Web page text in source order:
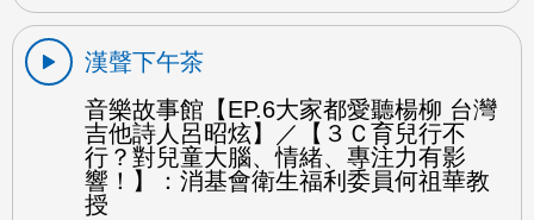
漢聲下午茶
音樂故事館【EP.6大家都愛聽楊柳 台灣
吉他詩人呂昭炫】／【３Ｃ育兒行不
行？對兒童大腦、情緒、專注力有影
響！】：消基會衛生福利委員何祖華教
授